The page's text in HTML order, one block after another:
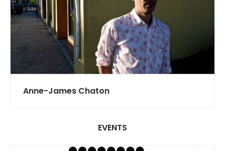
Anne-James Chaton
EVENTS